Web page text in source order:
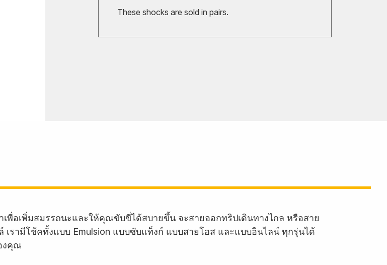
These shocks are sold in pairs.
พื่อเพิ่มสมรรถนะและให้คุณขับขี่ได้สบายขึ้น จะสายออกทริปเดินทางไกล หรือสาย
รามีโช้คทั้งแบบ Emulsion แบบซับแท็งก์ แบบสายโฮส และแบบอินไลน์ ทุกรุ่นได้
งคุณ